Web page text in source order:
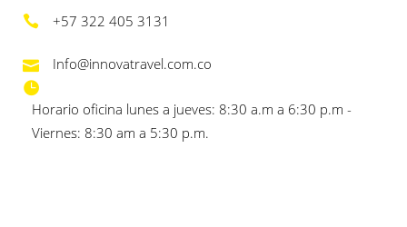
+57 322 405 3131
Info@innovatravel.com.co
Horario oficina lunes a jueves: 8:30 a.m a 6:30 p.m -
Viernes: 8:30 am a 5:30 p.m.